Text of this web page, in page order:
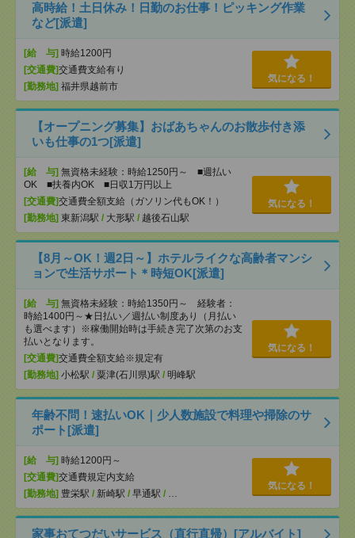
高時給！土日休み！日勤のお仕事！ピッキング作業
など[派遣]
[給 与] 時給1200円
[交通費]交通費支給有り
[勤務地] 福井県越前市
気になる！
【オープニング募集】おばあちゃんのお散歩付き添
いも仕事の1つ[派遣]
[給 与] 無資格未経験：時給1250円～ ■週払い
OK ■扶養内OK ■日収1万円以上
[交通費]交通費全額支給（ガソリン代もOK！）
[勤務地] 東新潟駅 / 大形駅 / 越後石山駅
気になる！
【8月～OK！週2日～】ホテルライクな高齢者マンシ
ョンで生活サポート＊時短OK[派遣]
[給 与] 無資格未経験：時給1350円～ 経験者：
時給1400円～★日払い／週払い制度あり（月払い
も選べます）※稼働開始時は手続き完了次第のお支
払いとなります。
[交通費]交通費全額支給※規定有
[勤務地] 小松駅 / 粟津(石川県)駅 / 明峰駅
気になる！
年齢不問！速払いOK｜少人数施設で料理や掃除のサ
ポート[派遣]
[給 与] 時給1200円～
[交通費]交通費規定内支給
[勤務地] 豊栄駅 / 新崎駅 / 早通駅 / …
気になる！
家事おてつだいサービス（直行直帰）[アルバイト]